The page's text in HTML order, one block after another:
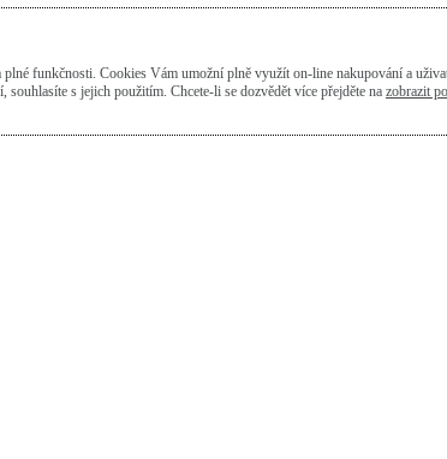
funkčnosti. Cookies Vám umožní plně využít on-line nakupování a
s jejich použitím. Chcete-li se dozvědět více přejděte na zobrazit